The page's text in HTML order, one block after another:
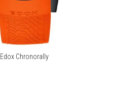
Edox Chronorally